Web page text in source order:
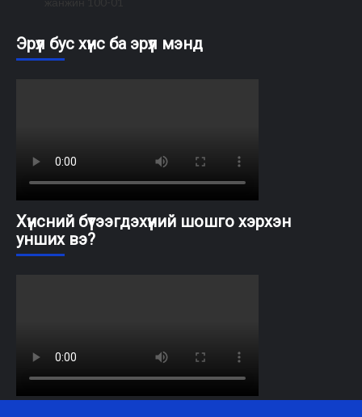
Эрүүл бус хүнс ба эрүүл мэнд
Хүнсний бүтээгдэхүүний шошго хэрхэн
унших вэ?